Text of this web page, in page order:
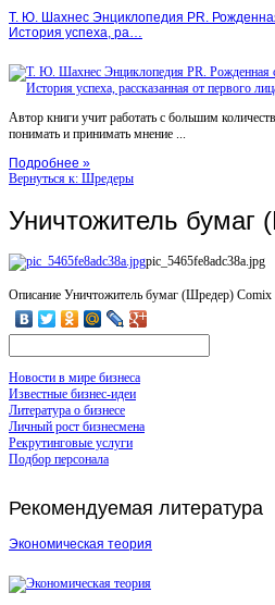
Т. Ю. Шахнес Энциклопедия PR.
История успеха, ра…
Автор книги учит работать с большим
понимать и принимать мнение ...
Подробнее »
Вернуться к: Шредеры
Уничтожитель бумаг
pic_5465fe8adc38a.jpg
Описание Уничтожитель бумаг (Шредер) Comix
Новости в мире бизнеса
Известные бизнес-идеи
Литература о бизнесе
Личный рост бизнесмена
Рекрутинговые услуги
Подбор персонала
Рекомендуемая литература
Экономическая теория